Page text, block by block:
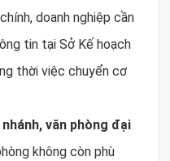
doanh nghiệp cần
tin tại Sở Kế hoạch
thời việc chuyển cơ
văn phòng đại
không còn phù